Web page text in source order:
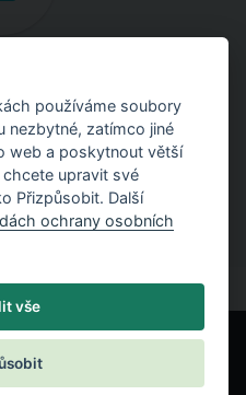
manuály
i praktickými ukázkami
používáme soubory
nezbytné, zatímco jiné
web a poskytnout větší
upravit své
Přizpůsobit. Další
ochrany osobních
vše